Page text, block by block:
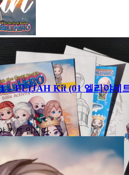
– ELIJAH Kit (01 엘리야세
키트 입니다.